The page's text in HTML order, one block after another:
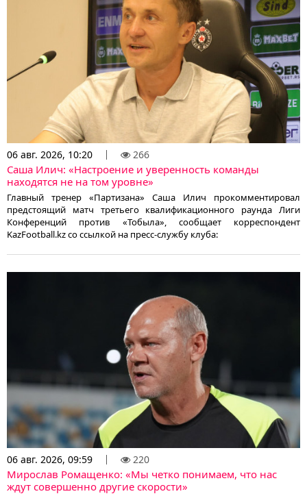
06 авг. 2026, 10:20 266
Саша Илич: «Настроение и уверенность команды
находятся не на том уровне»
Главный тренер «Партизана» Саша Илич прокомментировал
предстоящий матч третьего квалификационного раунда Лиги
Конференций против «Тобыла», сообщает корреспондент
KazFootball.kz со ссылкой на пресс-службу клуба:
06 авг. 2026, 09:59 220
Мирослав Ромащенко: «Мы четко понимаем, что нас
ждут совершенно другие скорости»